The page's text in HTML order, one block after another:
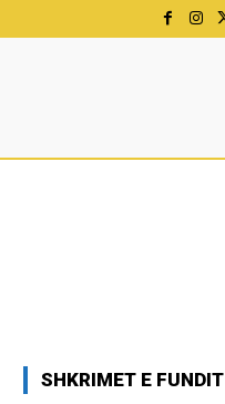
SHKRIMET E FUNDIT